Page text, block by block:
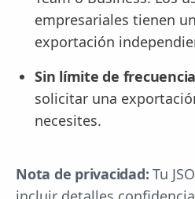
empresariales tienen
exportación
Sin límite de
solicitar una
necesites.
Nota de privacidad: Tu